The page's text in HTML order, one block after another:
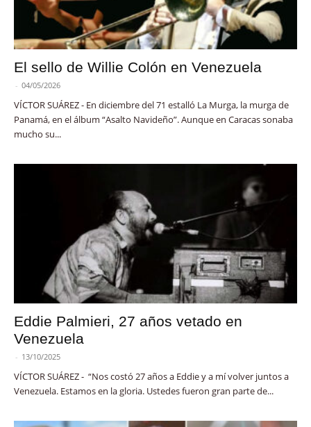
El sello de Willie Colón en Venezuela
- 04/05/2026
VÍCTOR SUÁREZ - En diciembre del 71 estalló La Murga, la murga de
Panamá, en el álbum “Asalto Navideño”. Aunque en Caracas sonaba
mucho su...
Eddie Palmieri, 27 años vetado en
Venezuela
- 13/10/2025
VÍCTOR SUÁREZ - “Nos costó 27 años a Eddie y a mí volver juntos a
Venezuela. Estamos en la gloria. Ustedes fueron gran parte de...